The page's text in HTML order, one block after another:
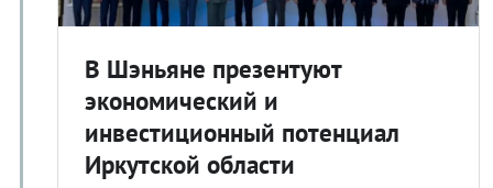
В Шэньяне презентуют
экономический и
инвестиционный потенциал
Иркутской области